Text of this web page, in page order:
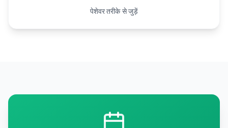
पेशेवर तरीके से जुड़ें